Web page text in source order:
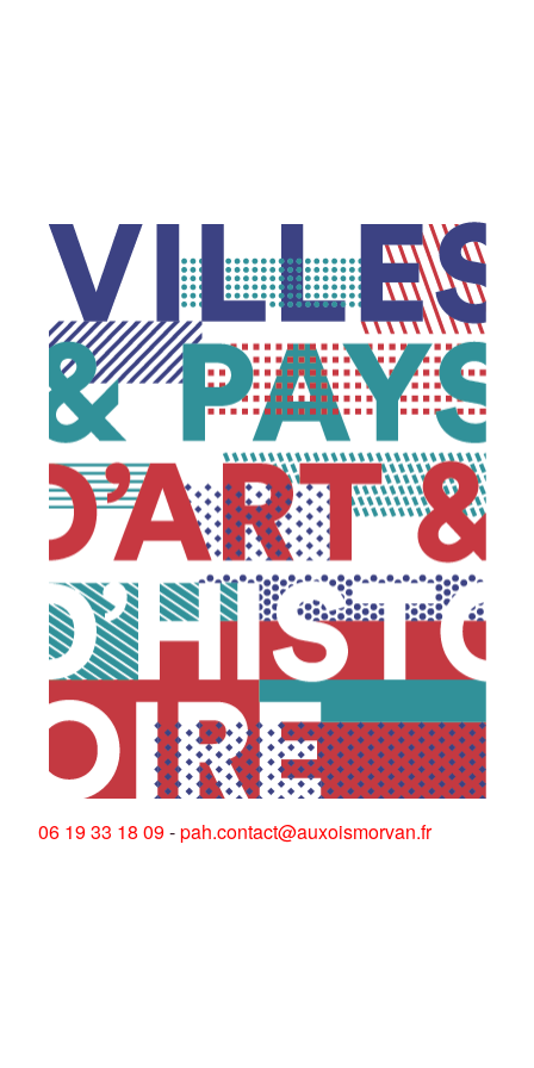
06 19 33 18 09-pah.contact@auxoismorvan.fr